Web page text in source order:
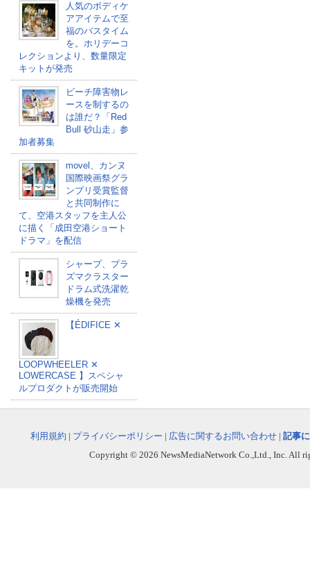
人気のボディケ
アアイテムで至
福のバスタイム
を。ホリデーコ
レクションより、数量限定
キットが発売
ビーチ障害物レ
ースを制するの
は誰だ？「Red
Bull 砂山走」参
加者募集
movel、カンヌ
国際映画祭グラ
ンプリ受賞監督
と共同制作に
て、空港スタッフを主人公
に描く「成田空港ショート
ドラマ」を配信
シャープ、プラ
ズマクラスター
ドラム式洗濯乾
燥機を発売
【ÉDIFICE ✕
LOOPWHEELER ✕
LOWERCASE 】スペシャ
ルプロダクトが販売開始
利用規約 | プライバシーポリシー | 広告に関するお問い合わせ | 記事
Copyright © 2026 NewsMediaNetwork Co.,Ltd., Inc. All